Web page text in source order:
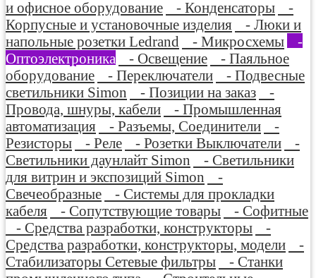
и офисное оборудование
- Конденсаторы
-
Корпусные и установочные изделия
- Люки и
напольные розетки Ledrand
- Микросхемы
-
Оптоэлектроника
- Освещение
- Паяльное
оборудование
- Переключатели
- Подвесные
светильники Simon
- Позиции на заказ
-
Провода, шнуры, кабели
- Промышленная
автоматизация
- Разъемы, Соединители
-
Резисторы
- Реле - Розетки Выключатели
-
Светильники даунлайт Simon
- Светильники
для витрин и экспозиций Simon
-
Свечеобразные
- Системы для прокладки
кабеля
- Сопутствующие товары
- Софитные
- Средства разработки, конструкторы
-
Средства разработки, конструкторы, модели
-
Стабилизаторы Сетевые фильтры
- Станки